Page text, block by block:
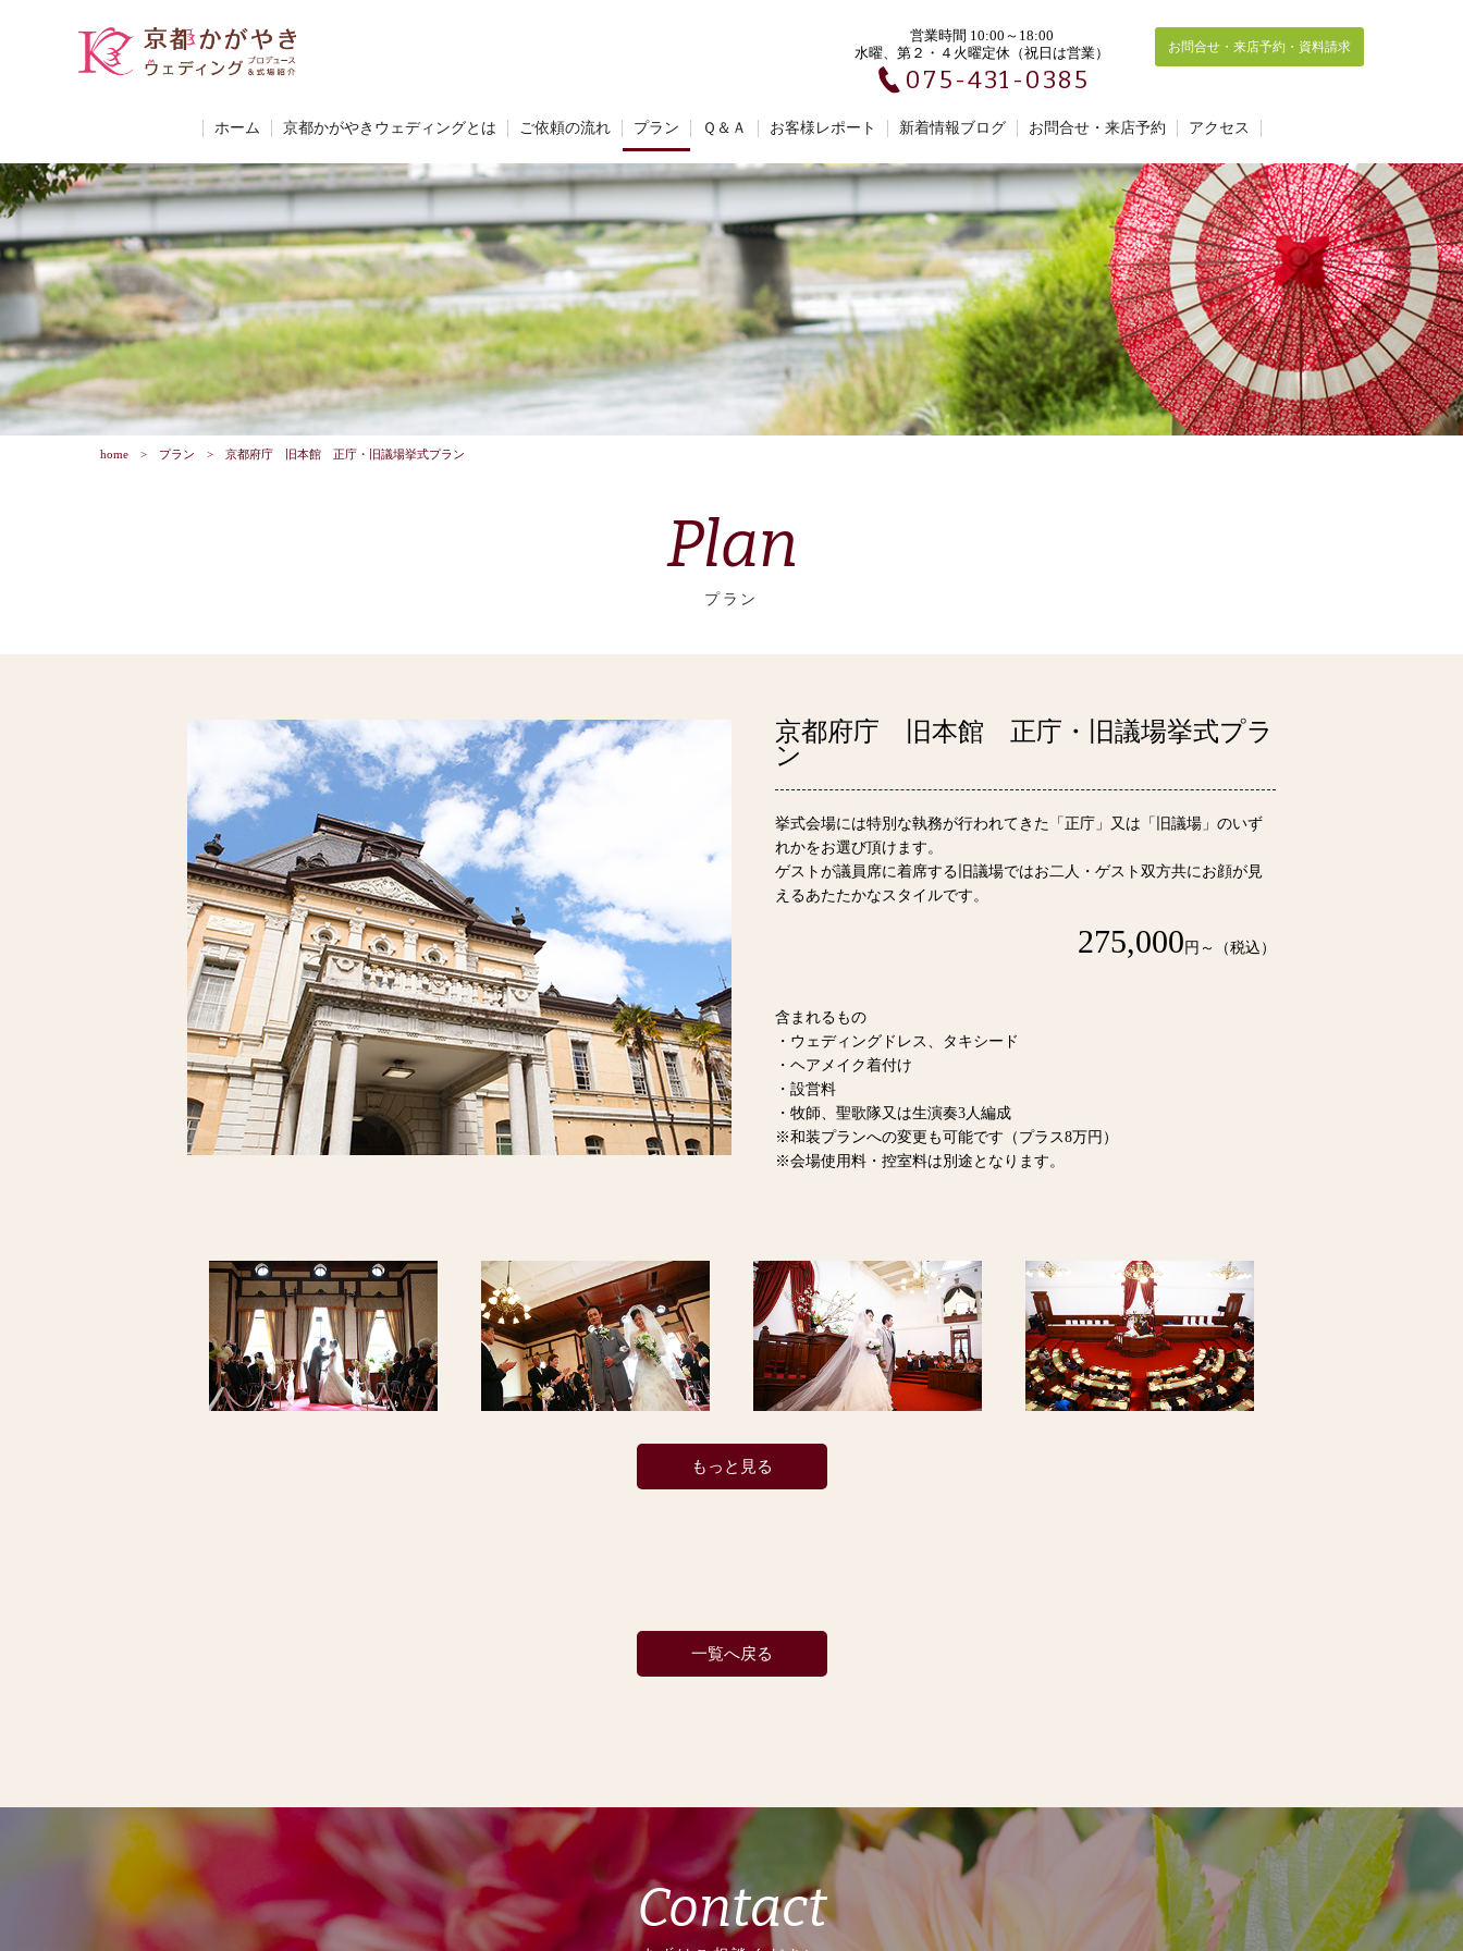
営業時間 10:00～18:00
水曜、第２・４火曜定休（祝日は営業）
075-431-0385
お問合せ・来店予約・資料請求
ホーム 京都かがやきウェディングとは ご依頼の流れ プラン Ｑ＆Ａ お客様レポート 新着情報ブログ お問合せ・来店予約 アクセス
home プラン 京都府庁 旧本館 正庁・旧議場挙式プラン
Plan
プラン
京都府庁 旧本館 正庁・旧議場挙式プラ
ン
挙式会場には特別な執務が行われてきた「正庁」又は「旧議場」のいず
れかをお選び頂けます。
ゲストが議員席に着席する旧議場ではお二人・ゲスト双方共にお顔が見
えるあたたかなスタイルです。
275,000 円～（税込）
含まれるもの
・ウェディングドレス、タキシード
・ヘアメイク着付け
・設営料
・牧師、聖歌隊又は生演奏3人編成
※和装プランへの変更も可能です（プラス8万円）
※会場使用料・控室料は別途となります。
もっと見る
一覧へ戻る
Contact